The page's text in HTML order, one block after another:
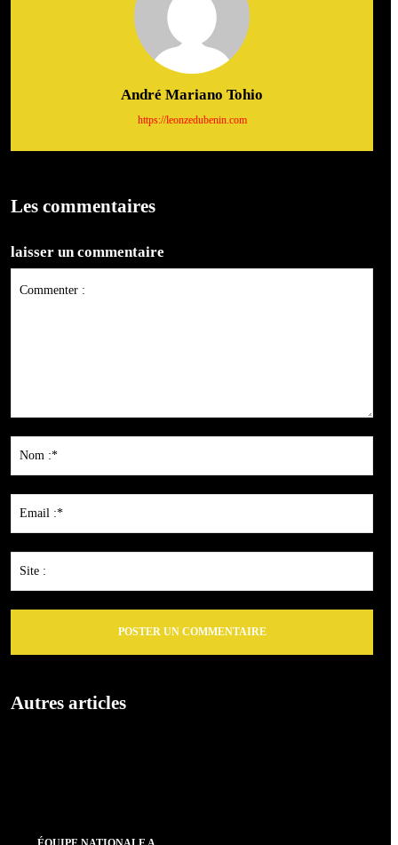
André Mariano Tohio
https://leonzedubenin.com
Les commentaires
laisser un commentaire
Autres articles